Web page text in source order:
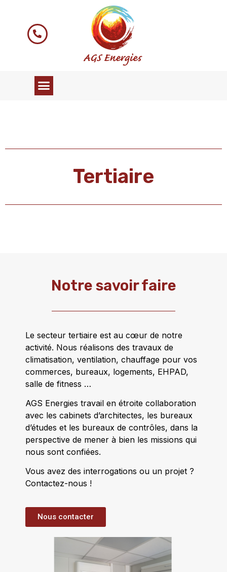
Tertiaire
Notre savoir faire
Le secteur tertiaire est au cœur de notre
activité. Nous réalisons des travaux de
climatisation, ventilation, chauffage pour vos
commerces, bureaux, logements, EHPAD,
salle de fitness …
AGS Energies travail en étroite collaboration
avec les cabinets d’architectes, les bureaux
d’études et les bureaux de contrôles, dans la
perspective de mener à bien les missions qui
nous sont confiées.
Vous avez des interrogations ou un projet ?
Contactez-nous !
Nous contacter